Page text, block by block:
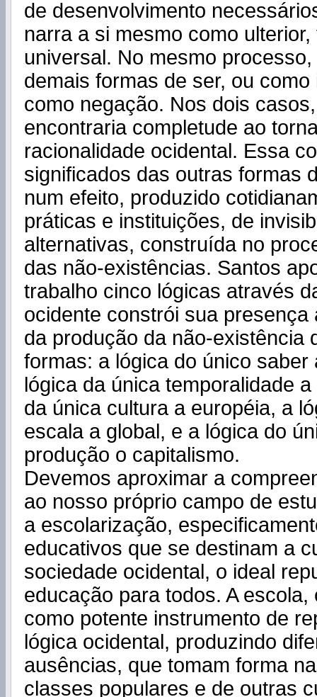
de desenvolvimento
narra a si mesmo como
universal. No mesmo
demais formas de ser, ou
como negação. Nos dois
encontraria completude ao
racionalidade ocidental. Essa
significados das outras formas
num efeito, produzido
práticas e instituições, de
alternativas, construída no
das não-existências. Santos
trabalho cinco lógicas através
ocidente constrói sua presença
da produção da não-existência
formas: a lógica do único saber
lógica da única temporalidade
da única cultura a européia, a
escala a global, e a lógica do
produção o capitalismo.
Devemos aproximar a
ao nosso próprio campo de
a escolarização,
educativos que se destinam a
sociedade ocidental, o ideal
educação para todos. A escola,
como potente instrumento de
lógica ocidental, produzindo
ausências, que tomam forma
classes populares e de outras